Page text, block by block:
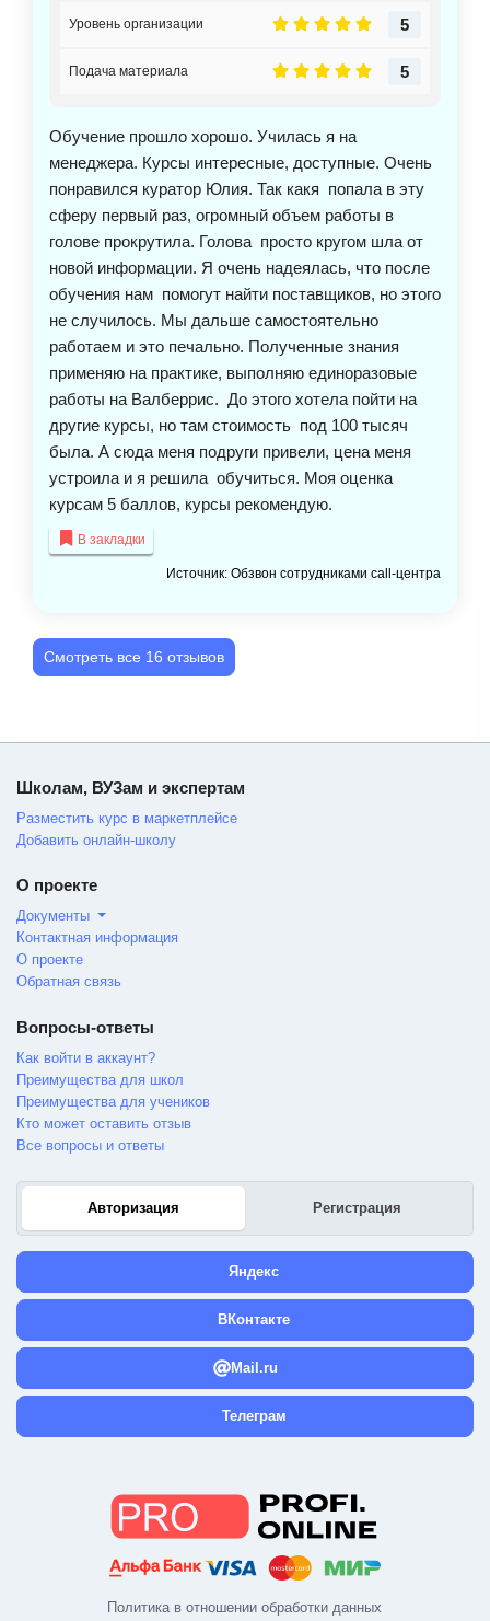
5
Уровень организации
5
Подача материала
Обучение прошло хорошо. Училась я на
менеджера. Курсы интересные, доступные. Очень
понравился куратор Юлия. Так какя попала в эту
сферу первый раз, огромный объем работы в
голове прокрутила. Голова просто кругом шла от
новой информации. Я очень надеялась, что после
обучения нам помогут найти поставщиков, но этого
не случилось. Мы дальше самостоятельно
работаем и это печально. Полученные знания
применяю на практике, выполняю единоразовые
работы на Валберрис. До этого хотела пойти на
другие курсы, но там стоимость под 100 тысяч
была. А сюда меня подруги привели, цена меня
устроила и я решила обучиться. Моя оценка
курсам 5 баллов, курсы рекомендую.
В закладки
Источник: Обзвон сотрудниками call-центра
Смотреть все 16 отзывов
Политика в отношении обработки данных
Школам, ВУЗам и экспертам
Разместить курс в маркетплейсе
Добавить онлайн-школу
О проекте
Документы
Контактная информация
О проекте
Обратная связь
Вопросы-ответы
Как войти в аккаунт?
Преимущества для школ
Преимущества для учеников
Кто может оставить отзыв
Все вопросы и ответы
Авторизация Регистрация
Яндекс
ВКонтакте
Mail.ru
Телеграм